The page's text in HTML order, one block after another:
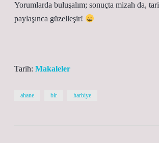
Yorumlarda buluşalım; sonuçta mizah da,
paylaşınca güzelleşir!
Tarih: Makaleler
ahane bir harbiye